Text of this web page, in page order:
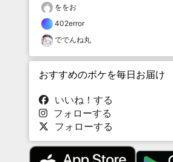
ををお
402error
ででんね丸
おすすめのボケを毎日お届け
いいね！する
フォローする
フォローする